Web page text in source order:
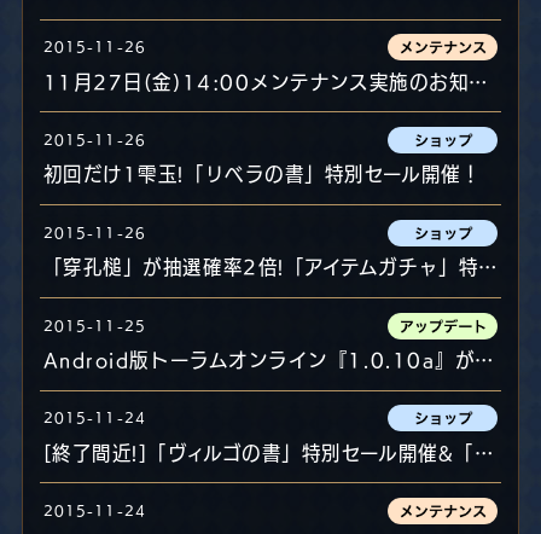
2015-11-26
11月27日(金)14:00メンテナンス実施のお知らせ
2015-11-26
初回だけ1雫玉!「リベラの書」特別セール開催！
2015-11-26
「穿孔槌」が抽選確率2倍!「アイテムガチャ」特別キャンペーン開催!
2015-11-25
Android版トーラムオンライン『1.0.10a』がGooglePlayStoreより配信のお知らせ
2015-11-24
[終了間近!]「ヴィルゴの書」特別セール開催&「モンダンの書」期間限定販売！
2015-11-24